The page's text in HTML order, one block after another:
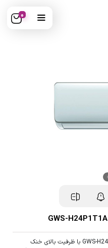
0
کولر گازی 24 هزار اینورتر گرین مدل GWS-H24P1T1A با ظرفیت بالای خنک